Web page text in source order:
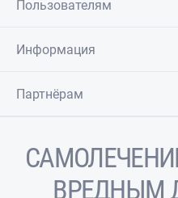
Пользователям
Информация
Партнёрам
ВРЕДНЫМ